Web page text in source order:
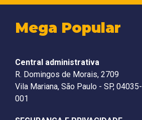
Mega Popular
Central administrativa
R. Domingos de Morais, 2709
Vila Mariana, São Paulo - SP, 04035-
001